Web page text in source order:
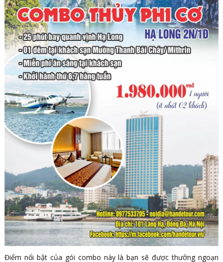
Điểm nổi bật của gói combo này là bạn sẽ được thưởng ngoạn